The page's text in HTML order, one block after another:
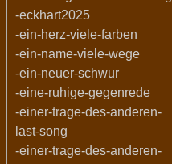
-eckhart2025
-ein-herz-viele-farben
-ein-name-viele-wege
-ein-neuer-schwur
-eine-ruhige-gegenrede
-einer-trage-des-anderen-
last-song
-einer-trage-des-anderen-